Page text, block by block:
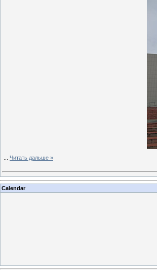
Читать дальше »
Calendar